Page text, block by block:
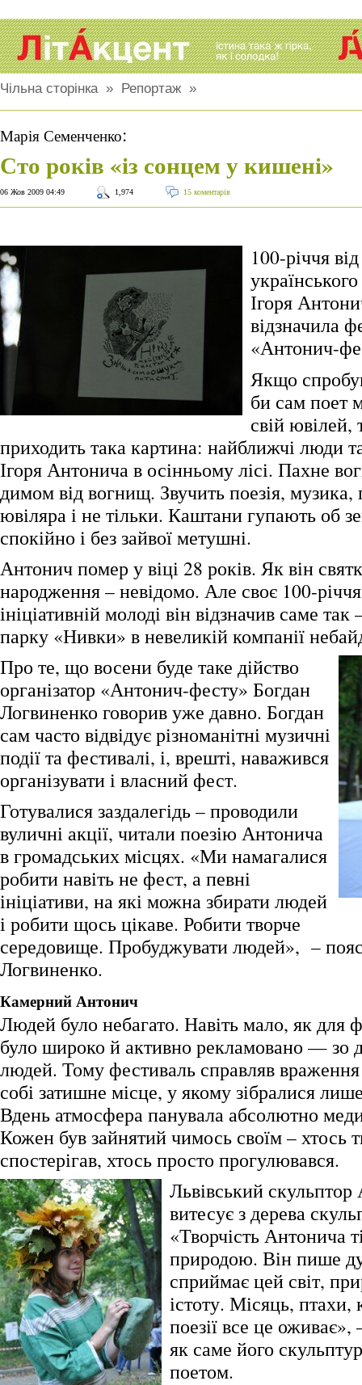
Чільна сторінка» Репортаж »
Марія Семенченко:
Сто років «із сонцем у кишені»
06 Жов 2009 04:49 1,974 15 коментарів
100-річчя
Ігоря
відзначила
«Антонич-
Якщо
би сам поет
свій ювілей,
приходить така картина: найближчі люди
Ігоря Антонича в осінньому лісі. Пахне
димом від вогнищ. Звучить поезія, музика,
ювіляра і не тільки. Каштани гупають об
спокійно і без зайвої метушні.
Антонич помер у віці 28 років. Як він
народження – невідомо. Але своє 100-
ініціативній молоді він відзначив саме
парку «Нивки» в невеликій компанії
Про те, що восени буде таке дійство
організатор «Антонич-фесту» Богдан
Логвиненко говорив уже давно. Богдан
сам часто відвідує різноманітні музичні
події та фестивалі, і, врешті, наважився
організувати і власний фест.
Готувалися заздалегідь – проводили
вуличні акції, читали поезію Антонича
в громадських місцях. «Ми намагалися
робити навіть не фест, а певні
ініціативи, на які можна збирати людей
і робити щось цікаве. Робити творче
середовище. Пробуджувати людей», –
Логвиненко.
Камерний Антонич
Людей було небагато. Навіть мало, як для
було широко й активно рекламовано — зо
людей. Тому фестиваль справляв
собі затишне місце, у якому зібралися
Вдень атмосфера панувала абсолютно
Кожен був зайнятий чимось своїм – хтось
спостерігав, хтось просто прогулювався.
Львівський
витесує з дерева
«Творчість Антонича
природою. Він пише
сприймає цей світ,
істоту. Місяць, птахи,
поезії все це
як саме його
поетом.